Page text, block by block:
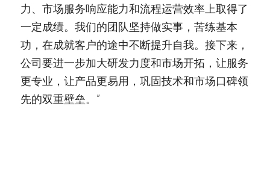
力、市场服务响应能力和流程运营效率上取得了
一定成绩。我们的团队坚持做实事，苦练基本
功，在成就客户的途中不断提升自我。接下来，
公司要进一步加大研发力度和市场开拓，让服务
更专业，让产品更易用，巩固技术和市场口碑领
先的双重壁垒。”